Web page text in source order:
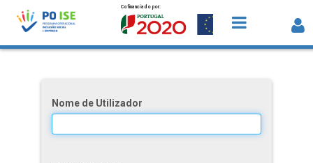
Saltar para o conteúdo
Cofinanciado por:
Nome de Utilizador